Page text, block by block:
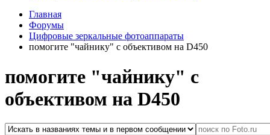
Главная
Форумы
Цифровые зеркальные фотоаппараты
помогите "чайнику" с объективом на D450
помогите "чайнику" с
объективом на D450